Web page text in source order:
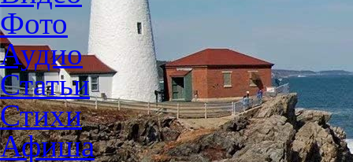
Фото
Аудио
Статьи
Стихи
Афиша